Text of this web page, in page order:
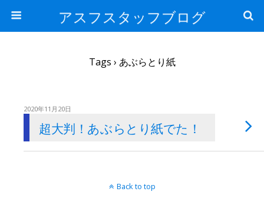
アスフスタッフブログ
Tags › あぶらとり紙
2020年11月20日
超大判！あぶらとり紙でた！
Back to top